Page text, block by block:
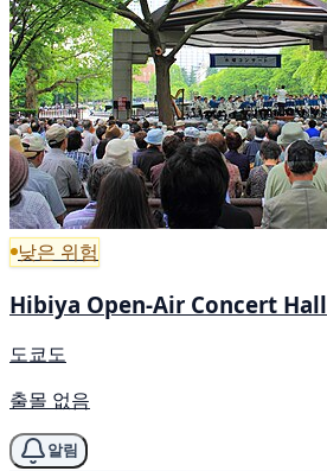
낮은 위험
Hibiya Open-Air Concert Hall
도쿄도
출몰 없음
알림